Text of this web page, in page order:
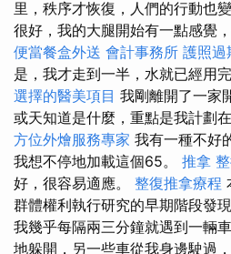
里，秩序才恢復，人們的行動也
很好，我的大腿開始有一點感覺
便當餐盒外送 會計事務所 護照過
是，我才走到一半，水就已經用
選擇的醫美項目 我剛離開了一家
或天知道是什麼，重點是我計劃
方位外燴服務專家 我有一種不好
我想不停地加載這個65。 推拿
好，很容易適應。 整復推拿療程
群體權利執行研究的早期階段發
我幾乎每隔兩三分鐘就遇到一輛
地躲開，另一些車從我身邊駛過